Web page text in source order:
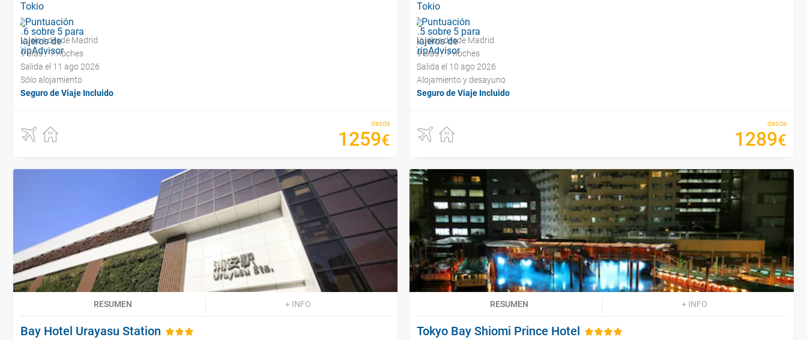
Tokio
Vuelos desde Madrid
9 días / 7 noches
Salida el 11 ago 2026
Sólo alojamiento
Seguro de Viaje Incluido
desde
1259€
Tokio
Vuelos desde Madrid
9 días / 7 noches
Salida el 10 ago 2026
Alojamiento y desayuno
Seguro de Viaje Incluido
desde
1289€
RESUMEN + INFO
Bay Hotel Urayasu Station
RESUMEN + INFO
Tokyo Bay Shiomi Prince Hotel